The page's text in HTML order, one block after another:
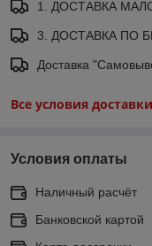
1. ДОСТАВКА
3. ДОСТАВКА ПО
Доставка
Все условия доставки
Условия оплаты
Наличный расчёт
Банковской картой